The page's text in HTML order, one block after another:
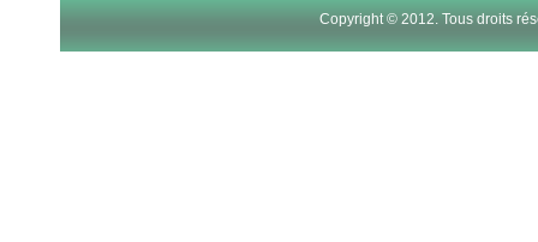
Copyright © 2012. Tous droits